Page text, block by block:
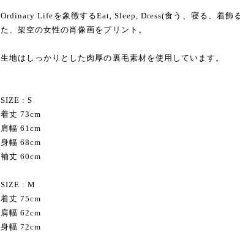
Ordinary Lifeを象徴するEat, Sleep, Dress(食う、寝る、着飾
た、架空の女性の肖像画をプリント。
生地はしっかりとした肉厚の裏毛素材を使用しています。
SIZE : S
着丈 73cm
肩幅 61cm
身幅 68cm
袖丈 60cm
SIZE : M
着丈 75cm
肩幅 62cm
身幅 72cm